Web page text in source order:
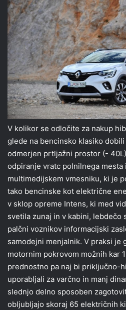
V kolikor se odločite za nakup
glede na bencinsko klasiko
odmerjen prtljažni prostor (-
odpiranje vratc polnilnega mesta
multimedijskem vmesniku, ki je
tako bencinske kot električne
v sklop opreme Intens, ki med
svetila zunaj in v kabini, lebdečo
palčni voznikov informacijski
samodejni menjalnik. V praksi je
motornim pokrovom možnih kar
prednostno pa naj bi priključno-
uporabljali za varčno in manj
slednjo delno sposoben
obljubljajo skoraj 65 električnih